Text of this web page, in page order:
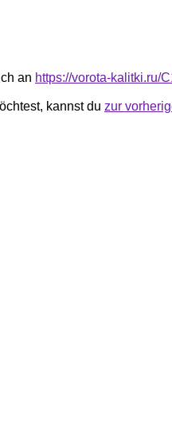
an https://vorota-kalitki.ru/
kannst du zur